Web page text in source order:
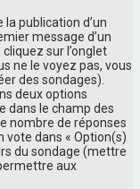
la publication d’un
message d’un
sur l’onglet
ne le voyez pas, vous
des sondages).
deux options
dans le champ des
nombre de réponses
vote dans « Option(s)
du sondage (mettre
aux